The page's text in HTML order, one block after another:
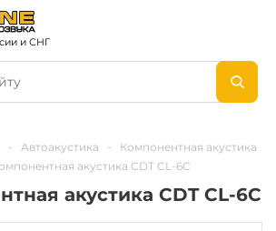
и СНГ
- Автоакустика -
Компонентная акустика
акустика CDT CL-6C
акустика CDT CL-6C